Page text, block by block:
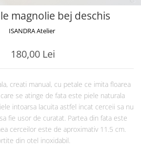
magnolie bej deschis
ISANDRA Atelier
180,00 Lei
creati manual, cu petale ce imita floarea
se atinge de fata este piele naturala
intoarsa lacuita astfel incat cerceii sa nu
fie usor de curatat. Partea din fata este
cerceilor este de aproximativ 11.5 cm.
din otel inoxidabil.